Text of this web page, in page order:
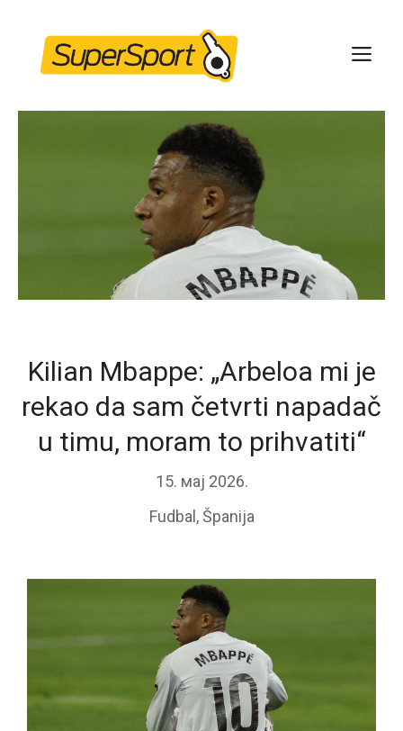
content
Kilian Mbappe: „Arbeloa mi je
rekao da sam četvrti napadač
u timu, moram to prihvatiti“
15. мај 2026.
Fudbal ,Španija